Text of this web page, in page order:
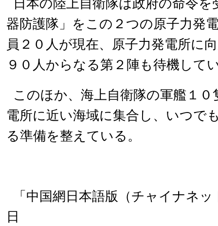
日本の陸上自衛隊は政府の命令
器防護隊」をこの２つの原子力発
員２０人が現在、原子力発電所に
９０人からなる第２陣も待機して
このほか、海上自衛隊の軍艦１０
電所に近い海域に集合し、いつで
る準備を整えている。
「中国網日本語版（チャイナネ
日